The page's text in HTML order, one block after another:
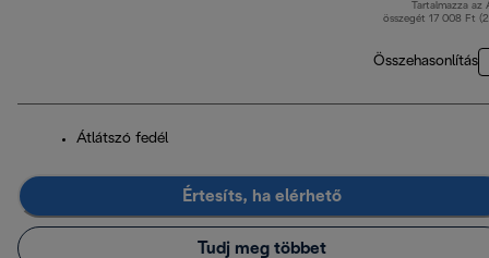
Tartalmazza az
összegét 17 008 Ft
Összehasonlítás
Átlátszó fedél
Értesíts, ha elérhető
Tudj meg többet